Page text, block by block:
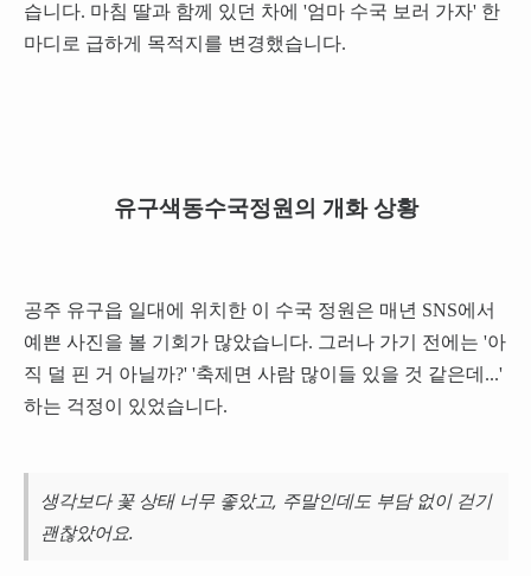
습니다. 마침 딸과 함께 있던 차에 '엄마 수국 보러 가자' 한
마디로 급하게 목적지를 변경했습니다.
유구색동수국정원의 개화 상황
공주 유구읍 일대에 위치한 이 수국 정원은 매년 SNS에서
예쁜 사진을 볼 기회가 많았습니다. 그러나 가기 전에는 '아
직 덜 핀 거 아닐까?' '축제면 사람 많이들 있을 것 같은데...'
하는 걱정이 있었습니다.
생각보다 꽃 상태 너무 좋았고, 주말인데도 부담 없이 걷기
괜찮았어요.